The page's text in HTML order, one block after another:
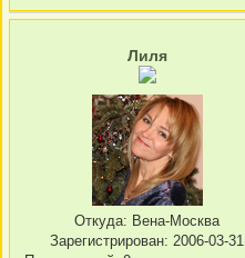
Лиля
Откуда: Вена-Москва
Зарегистрирован: 2006-03-31